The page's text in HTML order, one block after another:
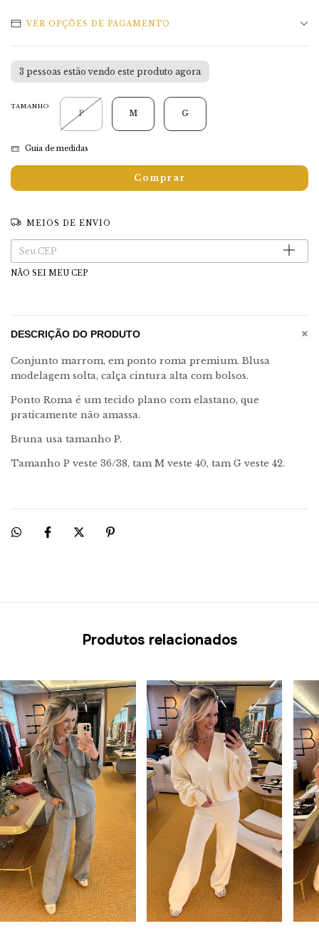
VER OPÇÕES DE PAGAMENTO
3 pessoas estão vendo este produto agora
TAMANHO
P M G
Guia de medidas
MEIOS DE ENVIO
Entregas para o CEP: Alterar CEP
NÃO SEI MEU CEP
DESCRIÇÃO DO PRODUTO +
Conjunto marrom, em ponto roma premium. Blusa
modelagem solta, calça cintura alta com bolsos.
Ponto Roma é um tecido plano com elastano, que
praticamente não amassa.
Bruna usa tamanho P.
Tamanho P veste 36/38, tam M veste 40, tam G veste 42.
Produtos relacionados